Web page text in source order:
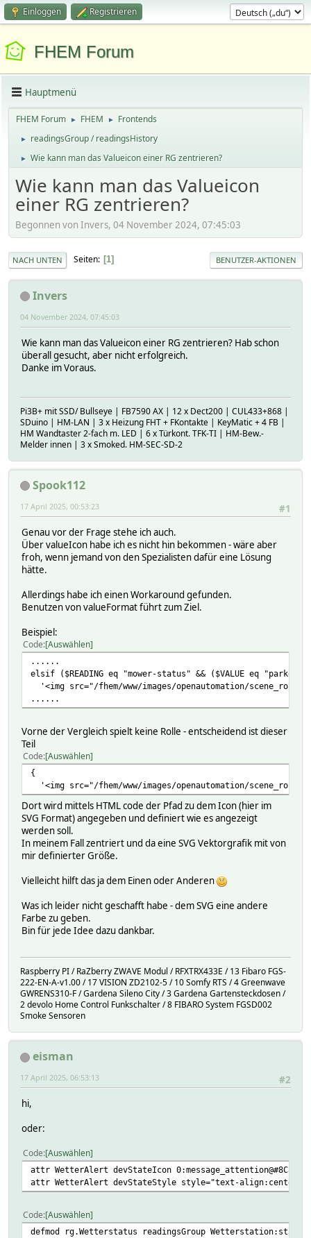
Einloggen Registrieren
FHEM Forum
Hauptmenü
FHEM Forum ► FHEM ► Frontends
► readingsGroup / readingsHistory
► Wie kann man das Valueicon einer RG zentrieren?
Wie kann man das Valueicon
einer RG zentrieren?
Begonnen von Invers, 04 November 2024, 07:45:03
NACH UNTEN Seiten 1 BENUTZER-AKTIONEN
Invers
04 November 2024, 07:45:03
Wie kann man das Valueicon einer RG zentrieren? Hab schon
überall gesucht, aber nicht erfolgreich.
Danke im Voraus.
Pi3B+ mit SSD/ Bullseye | FB7590 AX | 12 x Dect200 | CUL433+868 |
SDuino | HM-LAN | 3 x Heizung FHT + FKontakte | KeyMatic + 4 FB |
HM Wandtaster 2-fach m. LED | 6 x Türkont. TFK-TI | HM-Bew.-
Melder innen | 3 x Smoked. HM-SEC-SD-2
Spook112
#1
17 April 2025, 00:53:23
Genau vor der Frage stehe ich auch.
Über valueIcon habe ich es nicht hin bekommen - wäre aber
froh, wenn jemand von den Spezialisten dafür eine Lösung
hätte.
Allerdings habe ich einen Workaround gefunden.
Benutzen von valueFormat führt zum Ziel.
Beispiel:
Code Auswählen
......
elsif ($READING eq "mower-status" && ($VALUE eq
'<img src="/fhem/www/images/openautomation/
......
Vorne der Vergleich spielt keine Rolle - entscheidend ist dieser
Teil
Code Auswählen
{
'<img src="/fhem/www/images/openautomation/
Dort wird mittels HTML code der Pfad zu dem Icon (hier im
SVG Format) angegeben und definiert wie es angezeigt
werden soll.
In meinem Fall zentriert und da eine SVG Vektorgrafik mit von
mir definierter Größe.
Vielleicht hilft das ja dem Einen oder Anderen
Was ich leider nicht geschafft habe - dem SVG eine andere
Farbe zu geben.
Bin für jede Idee dazu dankbar.
Raspberry PI / RaZberry ZWAVE Modul / RFXTRX433E / 13 Fibaro FGS-
222-EN-A-v1.00 / 17 VISION ZD2102-5 / 10 Somfy RTS / 4 Greenwave
GWRENS310-F / Gardena Sileno City / 3 Gardena Gartensteckdosen /
2 devolo Home Control Funkschalter / 8 FIBARO System FGSD002
Smoke Sensoren
eisman
#2
17 April 2025, 06:53:13
hi,
oder:
Code Auswählen
attr WetterAlert devStateIcon 0:message_attention@#8C8C8C
attr WetterAlert devStateStyle style="text-
Code Auswählen
defmod rg.Wetterstatus readingsGroup